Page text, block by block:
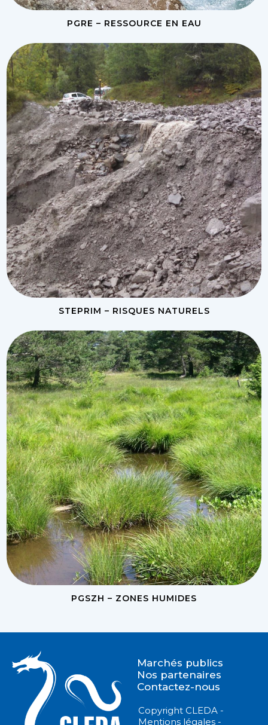
PGRE – RESSOURCE EN EAU
STEPRIM – RISQUES NATURELS
PGSZH – ZONES HUMIDES
Marchés publics
Nos partenaires
Contactez-nous
Copyright CLEDA -
Mentions légales -